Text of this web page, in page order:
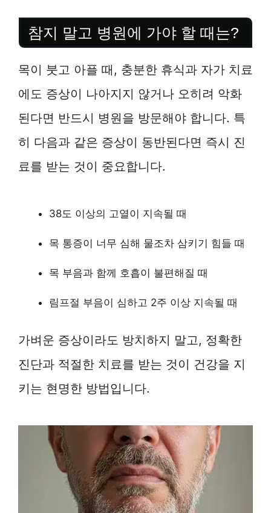
참지 말고 병원에 가야 할 때는?
목이 붓고 아플 때, 충분한 휴식과 자가 치료
에도 증상이 나아지지 않거나 오히려 악화
된다면 반드시 병원을 방문해야 합니다. 특
히 다음과 같은 증상이 동반된다면 즉시 진
료를 받는 것이 중요합니다.
38도 이상의 고열이 지속될 때
목 통증이 너무 심해 물조차 삼키기 힘들 때
목 부음과 함께 호흡이 불편해질 때
림프절 부음이 심하고 2주 이상 지속될 때
가벼운 증상이라도 방치하지 말고, 정확한
진단과 적절한 치료를 받는 것이 건강을 지
키는 현명한 방법입니다.